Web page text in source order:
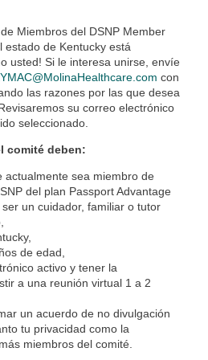
Miembros del DSNP Member
estado de Kentucky está
usted! Si le interesa unirse, envíe
con
las razones por las que desea
su correo electrónico
seleccionado.
comité deben:
actualmente sea miembro de
del plan Passport Advantage
un cuidador, familiar o tutor
,
de edad,
activo y tener la
a una reunión virtual 1 a 2
un acuerdo de no divulgación
tu privacidad como la
miembros del comité.